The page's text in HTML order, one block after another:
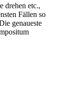
drehen etc.,
Fällen so
genaueste